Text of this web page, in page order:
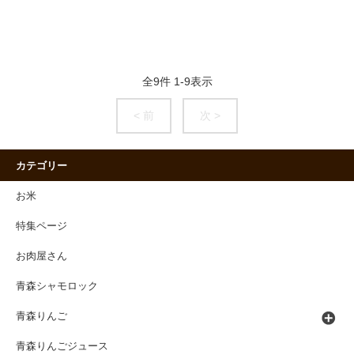
全9件 1-9表示
< 前 次 >
カテゴリー
お米
特集ページ
お肉屋さん
青森シャモロック
青森りんご
青森りんごジュース